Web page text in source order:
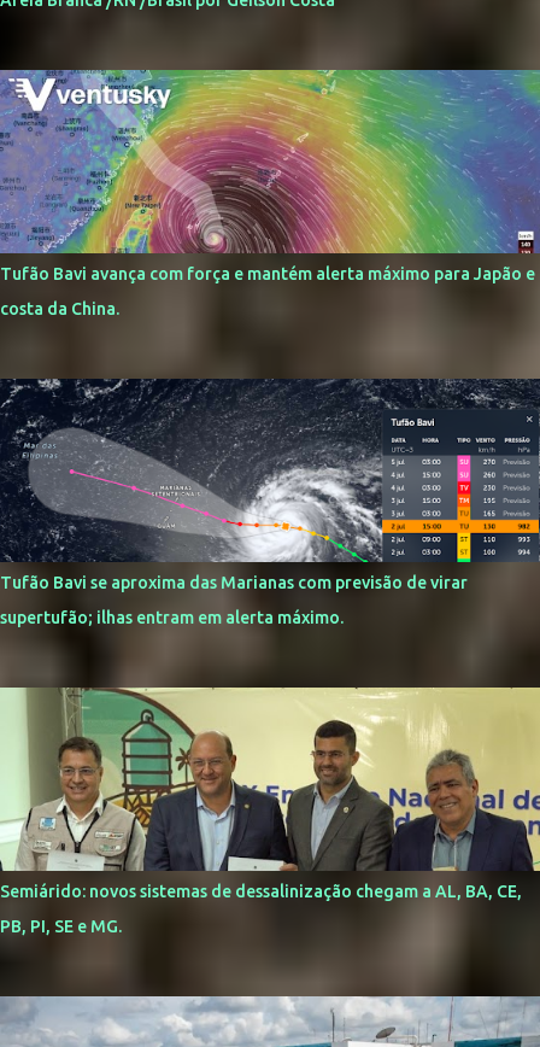
Tufão Bavi avança com força e mantém alerta máximo para Japão e
costa da China.
Tufão Bavi se aproxima das Marianas com previsão de virar
supertufão; ilhas entram em alerta máximo.
Semiárido: novos sistemas de dessalinização chegam a AL, BA, CE,
PB, PI, SE e MG.